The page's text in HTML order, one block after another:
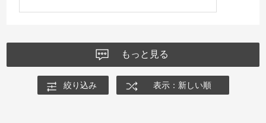
もっと見る
絞り込み 表示：新しい順